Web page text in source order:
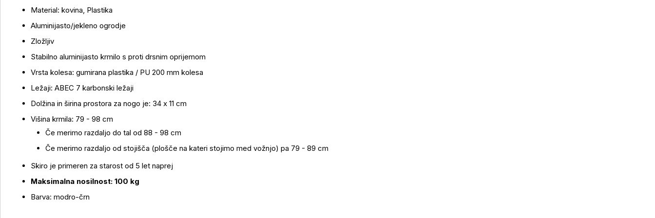
Več o izdelku
Material: kovina, Plastika
Aluminijasto/jekleno ogrodje
Zložljiv
Stabilno aluminijasto krmilo s proti drsnim oprijemom
Vrsta kolesa: gumirana plastika / PU 200 mm kolesa
Ležaji: ABEC 7 karbonski ležaji
Dolžina in širina prostora za nogo je: 34 x 11 cm
Višina krmila: 79 - 98 cm
Če merimo razdaljo do tal od 88 - 98 cm
Če merimo razdaljo od stojišča (plošče na kateri stojimo med vožnjo) pa 79 - 89 cm
Skiro je primeren za starost od 5 let naprej
Maksimalna nosilnost: 100 kg
Barva: modro-črn